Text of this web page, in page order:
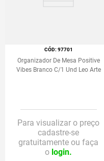
:97701
Organizador De Mesa Positive
Vibes Branco C/1 Und Leo Arte
Para visualizar o preço
cadastre-se
gratuitamente ou faça
o login.